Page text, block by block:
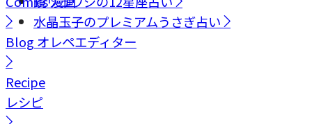
水晶玉子のプレミアムうさぎ占い
Blog オレペエディター
Recipe
レシピ